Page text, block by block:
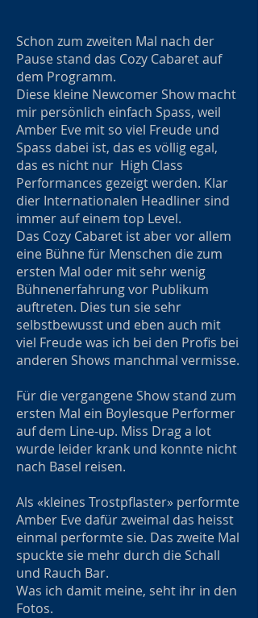
Schon zum zweiten Mal nach der
Pause stand das Cozy Cabaret auf
dem Programm.
Diese kleine Newcomer Show macht
mir persönlich einfach Spass, weil
Amber Eve mit so viel Freude und
Spass dabei ist, das es völlig egal,
das es nicht nur High Class
Performances gezeigt werden. Klar
dier Internationalen Headliner sind
immer auf einem top Level.
Das Cozy Cabaret ist aber vor allem
eine Bühne für Menschen die zum
ersten Mal oder mit sehr wenig
Bühnenerfahrung vor Publikum
auftreten. Dies tun sie sehr
selbstbewusst und eben auch mit
viel Freude was ich bei den Profis bei
anderen Shows manchmal vermisse.
Für die vergangene Show stand zum
ersten Mal ein Boylesque Performer
auf dem Line-up. Miss Drag a lot
wurde leider krank und konnte nicht
nach Basel reisen.
Als «kleines Trostpflaster» performte
Amber Eve dafür zweimal das heisst
einmal performte sie. Das zweite Mal
spuckte sie mehr durch die Schall
und Rauch Bar.
Was ich damit meine, seht ihr in den
Fotos.